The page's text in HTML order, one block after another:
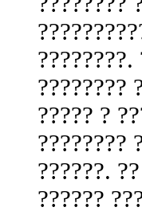
????????.
????????
????? ?
????????
??????.
??????